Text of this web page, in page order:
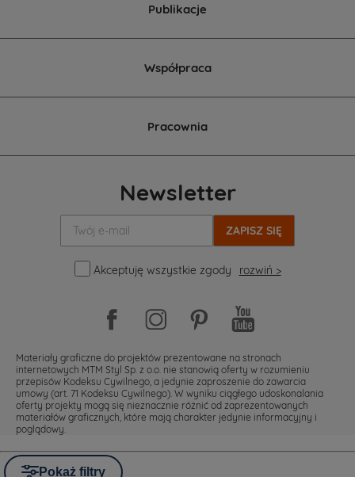
Publikacje
Współpraca
Pracownia
Newsletter
mail:
Akceptuję wszystkie zgody
rozwiń >
Materiały graficzne do projektów prezentowane na stronach
internetowych MTM Styl Sp. z o.o. nie stanowią oferty w rozumieniu
przepisów Kodeksu Cywilnego, a jedynie zaproszenie do zawarcia
umowy (art. 71 Kodeksu Cywilnego). W wyniku ciągłego udoskonalania
oferty projekty mogą się nieznacznie różnić od zaprezentowanych
materiałów graficznych, które mają charakter jedynie informacyjny i
poglądowy.
Pokaż filtry